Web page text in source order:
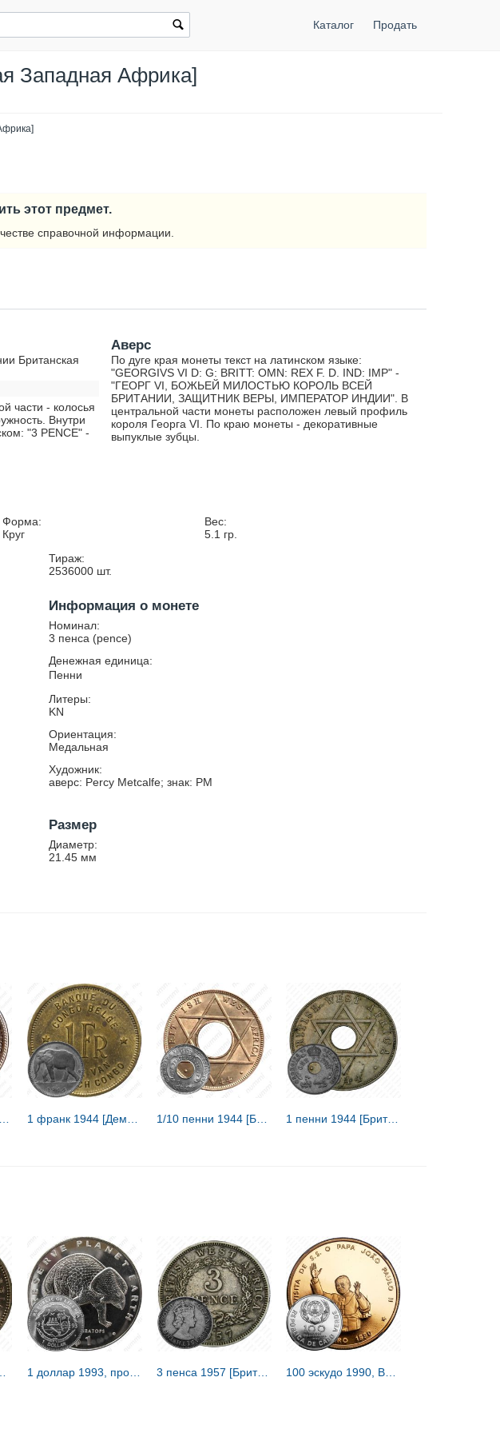
Каталог Продать
Западная Африка]
этот предмет.
справочной информации.
Британская
части - колосья
Внутри
"3 PENCE" -
Аверс
По дуге края монеты текст на латинском языке:
"GEORGIVS VI D: G: BRITT: OMN: REX F. D. IND: IMP" -
"ГЕОРГ VI, БОЖЬЕЙ МИЛОСТЬЮ КОРОЛЬ ВСЕЙ
БРИТАНИИ, ЗАЩИТНИК ВЕРЫ, ИМПЕРАТОР ИНДИИ". В
центральной части монеты расположен левый профиль
короля Георга VI. По краю монеты - декоративные
выпуклые зубцы.
Форма:
Круг
Вес:
5.1 гр.
Тираж:
2536000 шт.
Информация о монете
Номинал:
3 пенса (pence)
Денежная единица:
Пенни
Литеры:
KN
Ориентация:
Медальная
Художник:
аверс: Percy Metcalfe; знак: PM
Размер
Диаметр:
21.45 мм
Африка] 1 пенни 1944 [Британская Западная Африка]
1 доллар 1993, протоцератопсы [Либерия] Proof 3 пенса 1957 [Британская Западная Африка]